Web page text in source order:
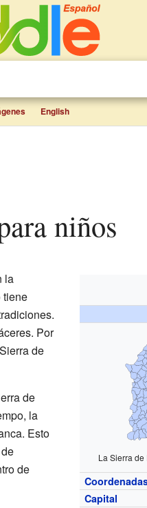
English
niños
La Sierra
Capital
la
tiene
Por
de
de
la
Esto
de